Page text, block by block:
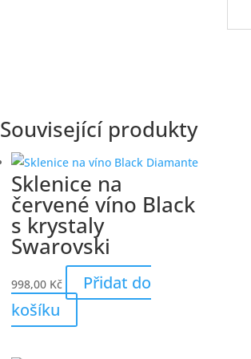
Související produkty
Sklenice na
červené víno Black
s krystaly
Swarovski
998,00 Kč
Přidat do
košíku